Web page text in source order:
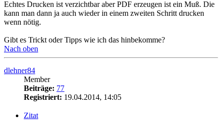
Echtes Drucken ist verzichtbar aber PDF erzeugen ist ein Muß. Die
kann man dann ja auch wieder in einem zweiten Schritt drucken
wenn nötig.
Gibt es Trickt oder Tipps wie ich das hinbekomme?
Nach oben
dlehner84
Member
Beiträge: 77
Registriert: 19.04.2014, 14:05
Zitat